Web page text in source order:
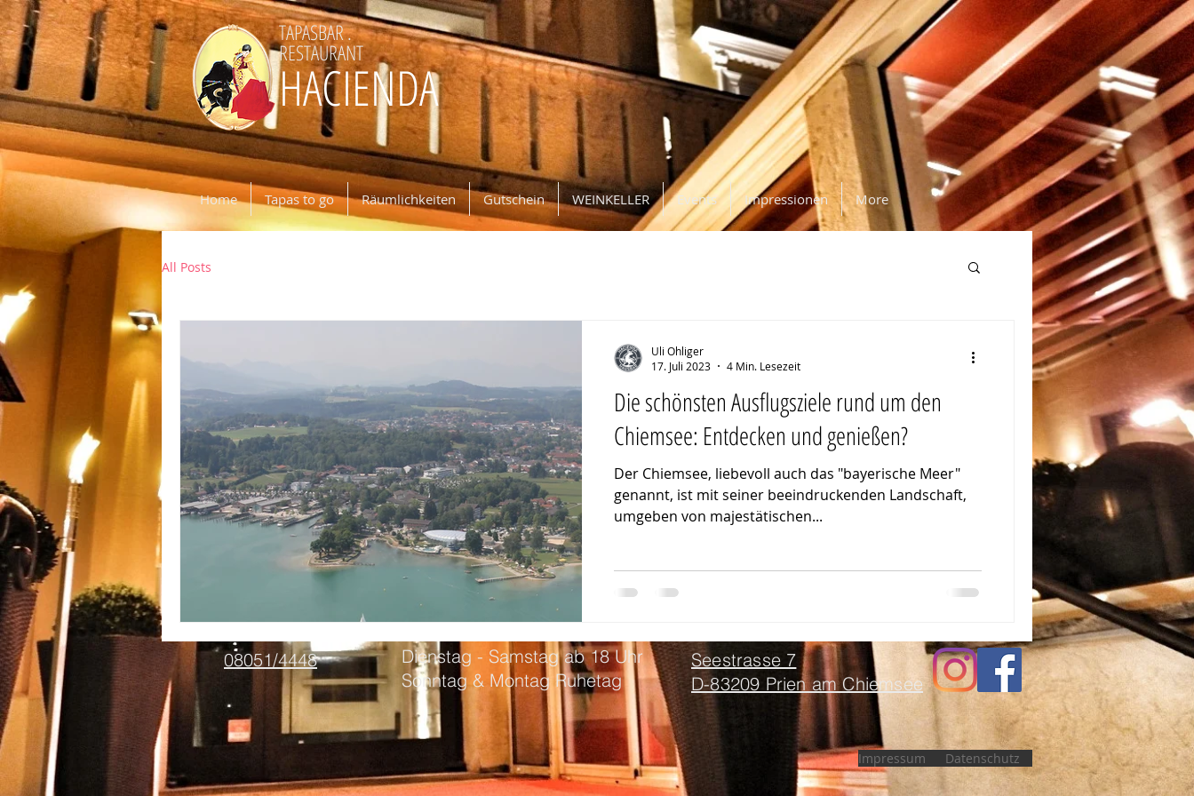
TAPASBAR .
RESTAURANT
HACIENDA
Home Tapas to go Räumlichkeiten Gutschein WEINKELLER Events Impressionen More
All Posts
Die schönsten Ausflugsziele rund um den
Chiemsee: Entdecken und genießen?
Der Chiemsee, liebevoll auch das "bayerische Meer"
genannt, ist mit seiner beeindruckenden Landschaft,
umgeben von majestätischen...
Uli Ohliger
17. Juli 2023
4 Min. Lesezeit
08051/4448
Dienstag - Samstag ab 18 Uhr
Sonntag & Montag Ruhetag
Seestrasse 7
D-83209 Prien am Chiemsee
Impressum Datenschutz